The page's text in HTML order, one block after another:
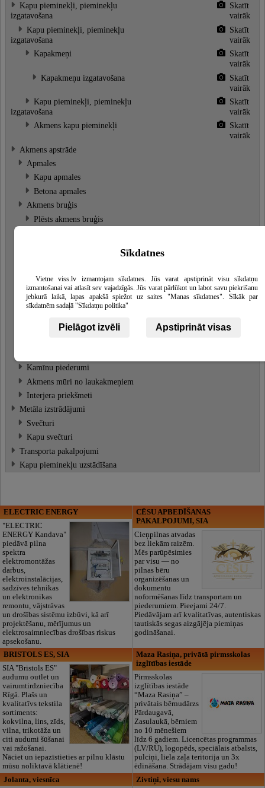
Kapu pieminekļi, pieminekļu
izgatavošana
Skatīt
vairāk
Kapu pieminekļi, pieminekļu
izgatavošana
Skatīt
vairāk
Kapakmeņi
Skatīt
vairāk
Kapakmeņu izgatavošana
Skatīt
vairāk
Kapu pieminekļi, pieminekļu
izgatavošana
Skatīt
vairāk
Akmens kapu pieminekļi
Skatīt
vairāk
Akmens apstrāde
Apmales
Kapu apmales
Betona apmales
Akmens bruģis
Plēsts akmens bruģis
Akmens skulptūras
Akmens dekori
Dārza interjera elementi
Skatīt
Kamīnu dekori
Kamīnu piederumi
Akmens mūri no laukakmeņiem
Interjera priekšmeti
Metāla izstrādājumi
Svečturi
Kapu svečturi
Transporta pakalpojumi
Kapu pieminekļu uzstādīšana
ELECTRIC ENERGY
"ELECTRIC
ENERGY Kandava"
piedāvā pilna
spektra
elektromontāžas
darbus,
elektroinstalācijas,
sadzīves tehnikas
un elektronikas
remontu, vājstrāvas
un drošības sistēmu izbūvi, kā arī
projektēšanu, mērījumus un
elektrosaimniecības drošības riskus
apsekošanu.
CĒSU APBEDĪŠANAS
PAKALPOJUMI, SIA
Cieņpilnas atvadas
bez liekām raizēm.
Mēs parūpēsimies
par visu — no
pilnas bēru
organizēšanas un
dokumentu
noformēšanas līdz transportam un
piederumiem. Pieejami 24/7.
Piedāvājam arī kvalitatīvas, autentiskas
tautiskās segas aizgājēja piemiņas
godināšanai.
BRISTOLS ES, SIA
SIA "Bristols ES"
audumu outlet un
vairumtirdzniecība
Rīgā. Plašs un
kvalitatīvs tekstila
sortiments:
kokvilna, lins, zīds,
vilna, trikotāža un
citi audumi šūšanai
vai ražošanai.
Nāciet un iepazīstieties ar pilnu klāstu
mūsu noliktavā klātienē!
Maza Rasiņa, privātā pirmsskolas
izglītības iestāde
Pirmsskolas
izglītības iestāde
“Maza Rasiņa” –
privātais bērnudārzs
Pārdaugavā,
Zasulaukā, bērniem
no 10 mēnešiem
līdz 6 gadiem. Licencētas programmas
(LV/RU), logopēds, speciālais atbalsts,
pulciņi, liela zaļa teritorija un 3x
ēdināšana. Strādājam visu gadu!
Jolanta, viesnīca
Zivtiņi, viesu nams
Sīkdatnes
Vietne viss.lv izmantojam sīkdatnes. Jūs varat apstiprināt visu sīkdatņu
izmantošanai vai atlasīt sev vajadzīgās. Jūs varat pārlūkot un labot savu piekrišanu
jebkurā laikā, lapas apakšā spiežot uz saites "Manas sīkdatnes". Sīkāk par
sīkdatnēm sadaļā "Sīkdatņu politika"
Pielāgot izvēli Apstiprināt visas